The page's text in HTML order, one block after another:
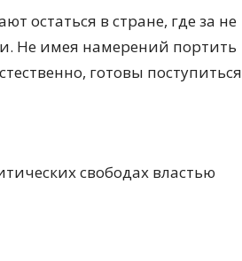
остаться в стране, где за не
Не имея намерений портить
готовы поступиться
свободах властью